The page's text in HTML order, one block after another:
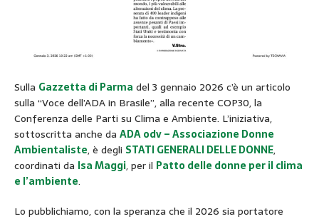
Sulla Gazzetta di Parma del 3 gennaio 2026 c’è un articolo
sulla “Voce dell’ADA in Brasile”, alla recente COP30, la
Conferenza delle Parti su Clima e Ambiente. L’iniziativa,
sottoscritta anche da ADA odv – Associazione Donne
Ambientaliste, è degli STATI GENERALI DELLE DONNE,
coordinati da Isa Maggi, per il Patto delle donne per il clima
e l’ambiente.
Lo pubblichiamo, con la speranza che il 2026 sia portatore